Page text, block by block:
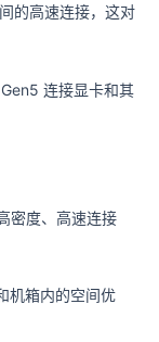
的高速连接，这对
连接显卡和其
密度、高速连接
机箱内的空间优